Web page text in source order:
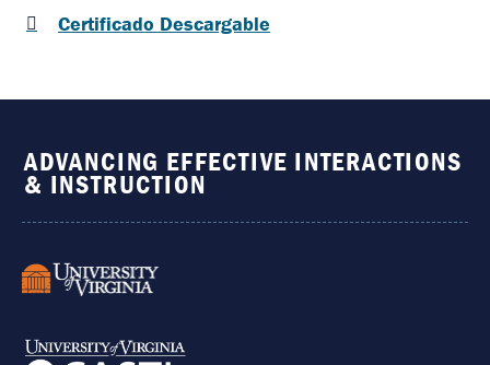
Certificado Descargable
ADVANCING EFFECTIVE INTERACTIONS
& INSTRUCTION